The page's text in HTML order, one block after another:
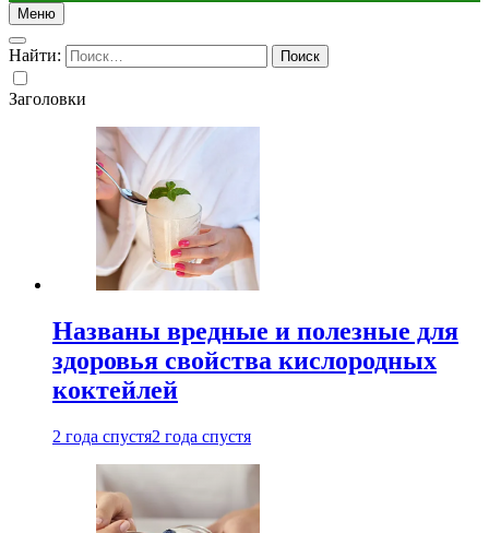
Меню
Найти:
Заголовки
Названы вредные и полезные для
здоровья свойства кислородных
коктейлей
2 года спустя2 года спустя